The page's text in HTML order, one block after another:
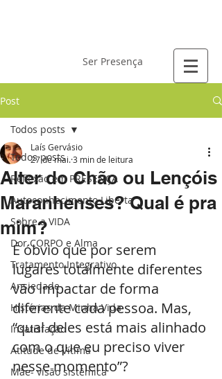
Ser Presença
Post
Todos posts
Reflexão em PRESENÇA
Autoconhecimento Liberta
Sobre a VIDA
Dor CORPO e Alma
Tratamento Integrativo
Ansiedade
Histórias da Minha Vida
Insatisfação
Atitude de Vítima
Mãe- visão sistêmica
Todos posts
Alter do Chão ou Lençóis
Maranhenses? Qual é pra
mim?
Laís Gervásio
27 de mai.3 min de leitura
É óbvio que por serem
lugares totalmente diferentes
vão impactar de forma
diferente cada pessoa. Mas,
“qual deles está mais alinhado
com o que eu preciso viver
nesse momento”?